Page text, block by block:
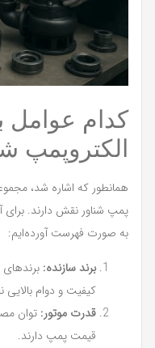
کدام عوامل
الکتروپمپ
همانطور که اشاره شد،
پمپ شناور نقش دارند.
به صورت فهرست آورده‌ایم:
برند سازنده: برندهای
کیفیت و دوام بالایی
قدرت موتور: توان
قیمت پمپ دارند.